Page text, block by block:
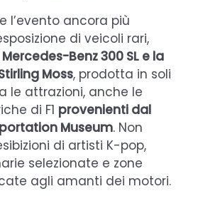
l’evento ancora più
di veicoli rari,
Benz 300 SL e la
Moss, prodotta in soli
le attrazioni, anche le
di F1 provenienti dal
Museum. Non
di artisti K-pop,
selezionate e zone
agli amanti dei motori.